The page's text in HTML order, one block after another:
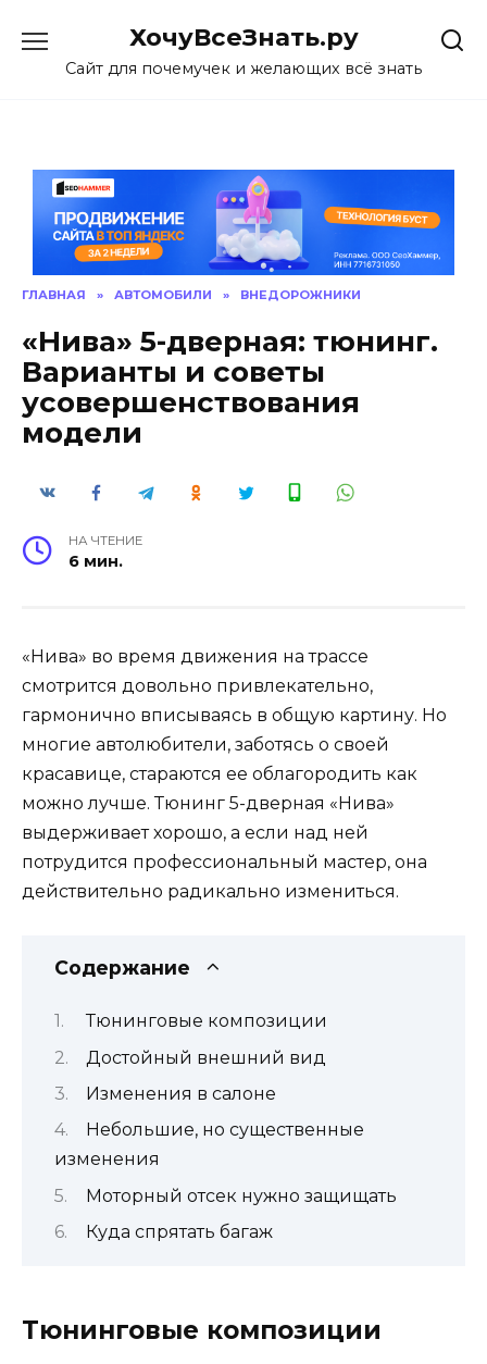
content
ХочуВсеЗнать.ру
Сайт для почемучек и желающих всё знать
ГЛАВНАЯ » АВТОМОБИЛИ » ВНЕДОРОЖНИКИ
«Нива» 5-дверная: тюнинг.
Варианты и советы
усовершенствования
модели
НА ЧТЕНИЕ
6 мин.
«Нива» во время движения на трассе
смотрится довольно привлекательно,
гармонично вписываясь в общую картину. Но
многие автолюбители, заботясь о своей
красавице, стараются ее облагородить как
можно лучше. Тюнинг 5-дверная «Нива»
выдерживает хорошо, а если над ней
потрудится профессиональный мастер, она
действительно радикально измениться.
Содержание
Тюнинговые композиции
Достойный внешний вид
Изменения в салоне
Небольшие, но существенные
изменения
Моторный отсек нужно защищать
Куда спрятать багаж
Тюнинговые композиции